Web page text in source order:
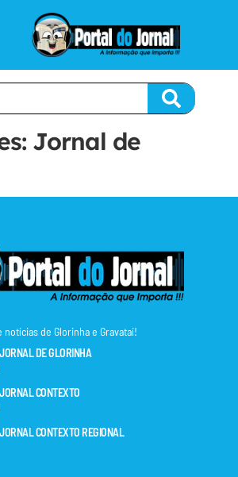
Jornal de
notícias de Glorinha e Gravataí!
DE GLORINHA
CONTEXTO
CONTEXTO REGIONAL